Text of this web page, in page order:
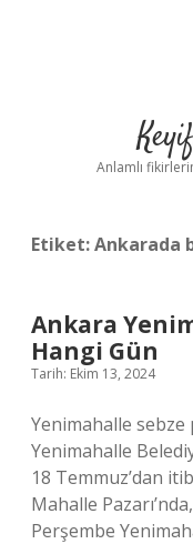
Anlamlı
Etiket:Ankarada
Ankara
Hangi Gün
Tarih: Ekim 13, 2024
Yenimahalle
Yenimahalle
18 Temmuz’dan
Mahalle
Perşembe